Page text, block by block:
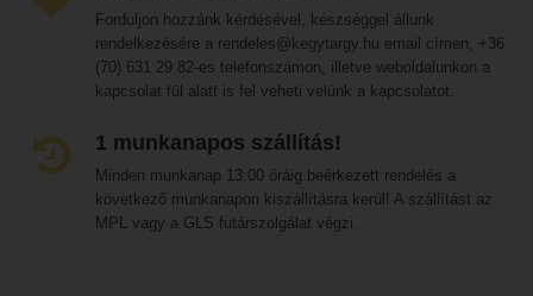
Forduljon hozzánk kérdésével, készséggel állunk
rendelkezésére a rendeles@kegytargy.hu email címen, +36
(70) 631 29 82-es telefonszámon, illetve weboldalunkon a
kapcsolat fül alatt is fel veheti velünk a kapcsolatot.
1 munkanapos szállítás!
Minden munkanap 13:00 óráig beérkezett rendelés a
következő munkanapon kiszállításra kerül! A szállítást az
MPL vagy a GLS futárszolgálat végzi.